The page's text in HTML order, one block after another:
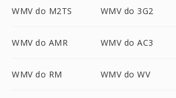
WMV do M2TS WMV do 3G2
WMV do AMR WMV do AC3
WMV do RM WMV do WV